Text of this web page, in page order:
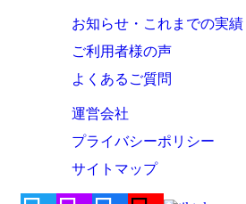
お知らせ・これまでの実績
ご利用者様の声
よくあるご質問
運営会社
プライバシーポリシー
サイトマップ